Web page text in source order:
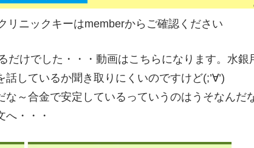
ーはmemberからご確認ください
だけでした・・・動画はこちらになります。水銀
しているか聞き取りにくいのですけど(;’∀’)
～合金で安定しているっていうのはうそなんだ
・・・